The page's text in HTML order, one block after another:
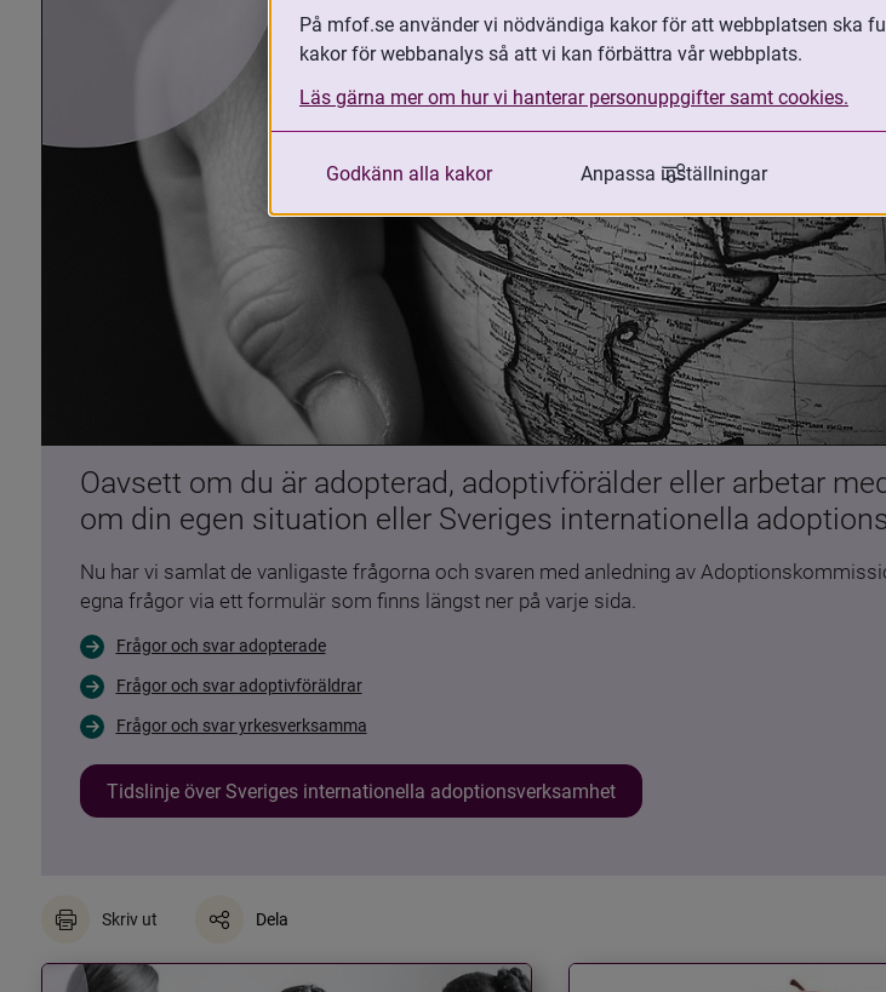
Oavsett om du är adopterad, adoptivförälder eller arbetar
om din egen situation eller Sveriges internationella
Nu har vi samlat de vanligaste frågorna och svaren med anledning av
egna frågor via ett formulär som finns längst ner på varje sida.
Frågor och svar adopterade
Frågor och svar adoptivföräldrar
Frågor och svar yrkesverksamma
Tidslinje över Sveriges internationella adoptionsverksamhet
Skriv ut Dela
På mfof.se använder vi nödvändiga kakor för att webbplatsen ska
kakor för webbanalys så att vi kan förbättra vår webbplats.
Läs gärna mer om hur vi hanterar personuppgifter samt cookies.
Godkänn alla kakor Anpassa inställningar